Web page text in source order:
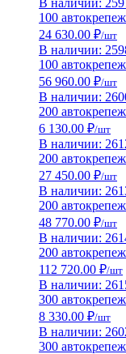
100
24 630.00 ₽/шт
В наличии:
100
56 960.00 ₽/шт
В наличии:
200
6 130.00 ₽/шт
В наличии:
200
27 450.00 ₽/шт
В наличии:
200
48 770.00 ₽/шт
В наличии:
200
112 720.00 ₽/шт
В наличии:
300
8 330.00 ₽/шт
В наличии:
300